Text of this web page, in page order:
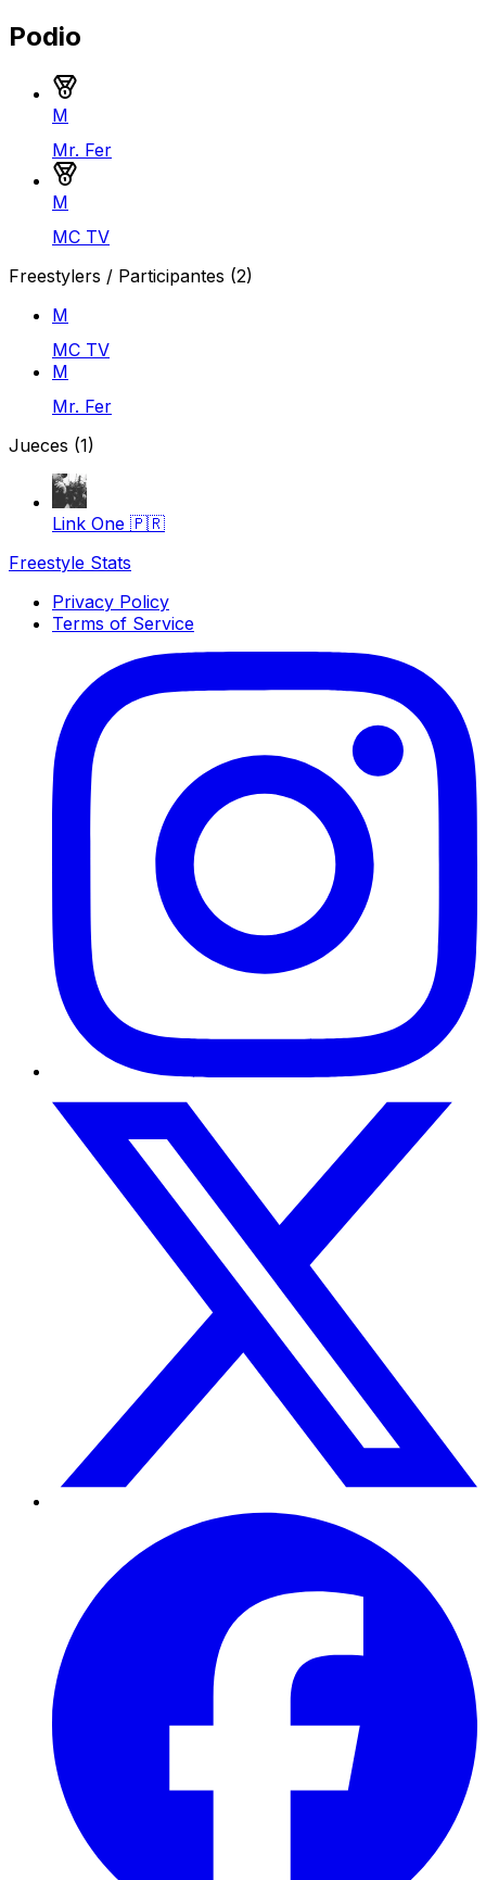
Podio
M
Mr. Fer
M
MC TV
Freestylers / Participantes (2)
M
MC TV
M
Mr. Fer
Jueces (1)
Link One 🇵🇷
Freestyle Stats
Privacy Policy
Terms of Service